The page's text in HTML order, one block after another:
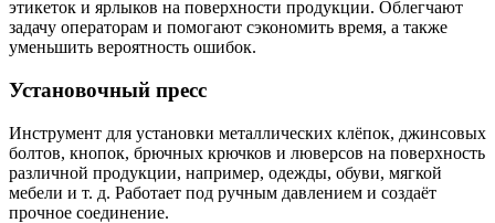
этикеток и ярлыков на поверхности продукции. Облегчают
задачу операторам и помогают сэкономить время, а также
уменьшить вероятность ошибок.
Установочный пресс
Инструмент для установки металлических клёпок, джинсовых
болтов, кнопок, брючных крючков и люверсов на поверхность
различной продукции, например, одежды, обуви, мягкой
мебели и т. д. Работает под ручным давлением и создаёт
прочное соединение.